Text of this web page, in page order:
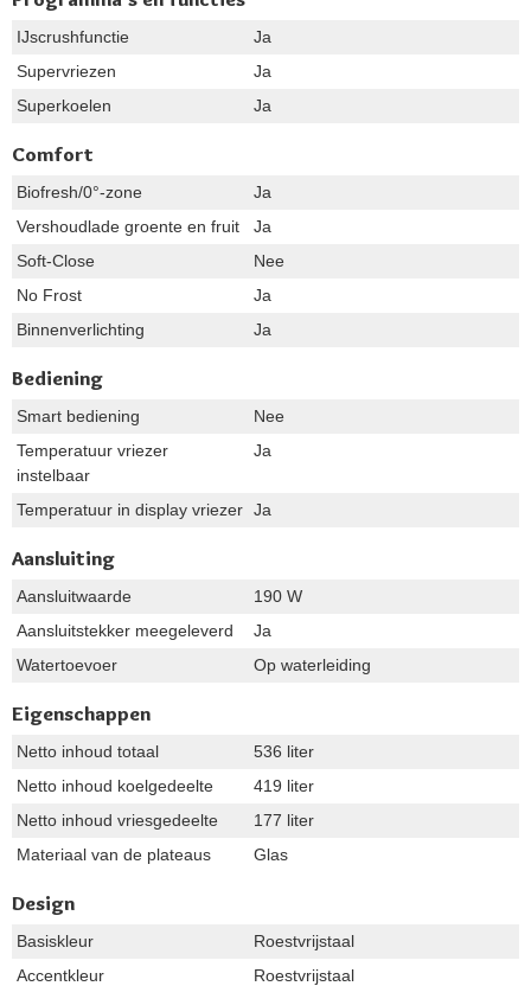
IJscrushfunctie
Ja
Supervriezen
Ja
Superkoelen
Ja
Comfort
Biofresh/0°-zone
Ja
Vershoudlade groente en fruit
Ja
Soft-Close
Nee
No Frost
Ja
Binnenverlichting
Ja
Bediening
Smart bediening
Nee
Temperatuur vriezer
instelbaar
Ja
Temperatuur in display vriezer Ja
Aansluiting
Aansluitwaarde
190 W
Aansluitstekker meegeleverd
Ja
Watertoevoer
Op waterleiding
Eigenschappen
Netto inhoud totaal
536 liter
Netto inhoud koelgedeelte
419 liter
Netto inhoud vriesgedeelte
177 liter
Materiaal van de plateaus
Glas
Design
Basiskleur
Roestvrijstaal
Accentkleur
Roestvrijstaal